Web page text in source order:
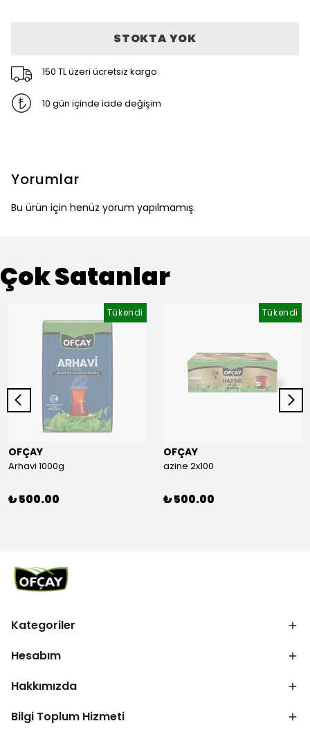
STOKTA YOK
150 TL üzeri ücretsiz kargo
10 gün içinde iade değişim
Yorumlar
Bu ürün için henüz yorum yapılmamış.
Çok Satanlar
Tükendi
OFÇAY
Arhavi 1000g
₺ 500.00
Tükendi
OFÇAY
azine 2x100
₺ 500.00
Kategoriler
Hesabım
Hakkımızda
Bilgi Toplum Hizmeti